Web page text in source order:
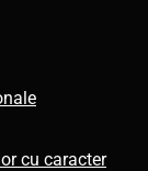
cu caracter